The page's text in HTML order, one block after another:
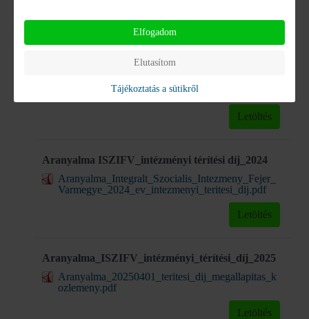
Letöltés
Térítési díj megállapításának szabályzata 2023
Letöltés
Aranyalma ISZIFV_intézményi térítési díj_2024
Aranyalma_Integralt_Szocialis_Intezmeny_Fejer_
Varmegye_2024_ev_intezmenyi_teritesi_dij.pdf
Letöltés
Aranyalma_ISZIFV_intézményi_térítési_díj_2025
Aranyalma_20250401_teritesi_dij_megallapitas_k
ozlemeny.pdf
Letöltés
Elfogadom
Elutasítom
Tájékoztatás a sütikről